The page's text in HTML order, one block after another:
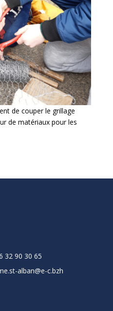
de couper le grillage
de matériaux pour les
32 90 30 65
alban@e-c.bzh